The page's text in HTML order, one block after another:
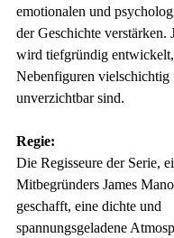
emotionalen und
der Geschichte verstärken.
wird tiefgründig entwickelt,
Nebenfiguren vielschichtig
unverzichtbar sind.
Regie:
Die Regisseure der Serie,
Mitbegründers James
geschafft, eine dichte und
spannungsgeladene